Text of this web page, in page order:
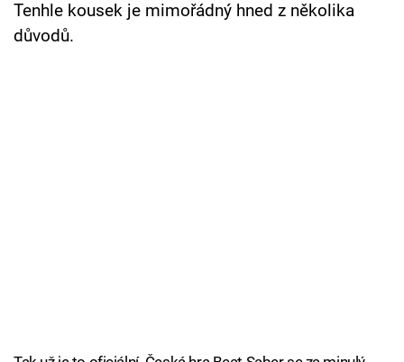
Sledujte prima+
Tenhle kousek je mimořádný hned z několika
důvodů.